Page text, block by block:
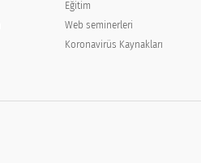
Eğitim
Web seminerleri
Koronavirüs Kaynakları